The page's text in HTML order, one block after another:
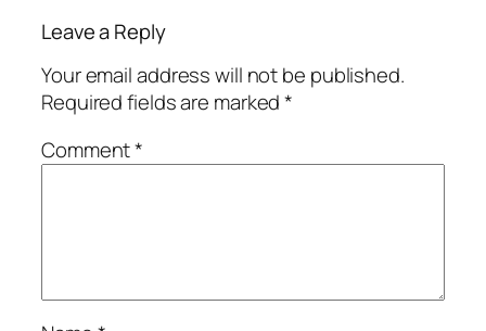
Leave a Reply
Your email address will not be published.
Required fields are marked*
Comment*